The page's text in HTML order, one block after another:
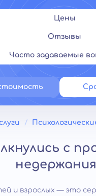
Цены
Отзывы
Часто задаваемые
с
и взрослых — это